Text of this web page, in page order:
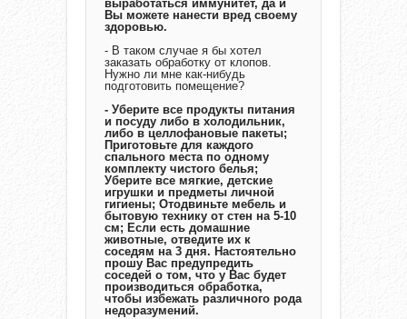
выработаться иммунитет, да и
Вы можете нанести вред своему
здоровью.
- В таком случае я бы хотел
заказать обработку от клопов.
Нужно ли мне как-нибудь
подготовить помещение?
- Уберите все продукты питания
и посуду либо в холодильник,
либо в целлофановые пакеты;
Приготовьте для каждого
спального места по одному
комплекту чистого белья;
Уберите все мягкие, детские
игрушки и предметы личной
гигиены; Отодвиньте мебель и
бытовую технику от стен на 5-10
см; Если есть домашние
животные, отведите их к
соседям на 3 дня. Настоятельно
прошу Вас предупредить
соседей о том, что у Вас будет
производиться обработка,
чтобы избежать различного рода
недоразумений.